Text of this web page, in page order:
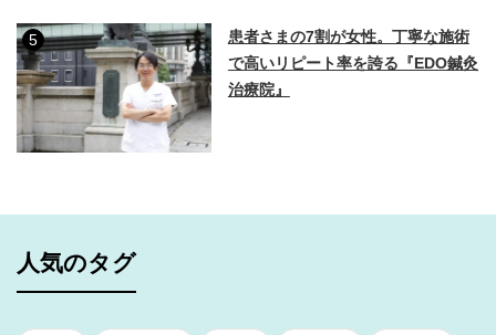
5
患者さまの7割が女性。丁寧な施術
で高いリピート率を誇る『EDO鍼灸
治療院』
人気のタグ